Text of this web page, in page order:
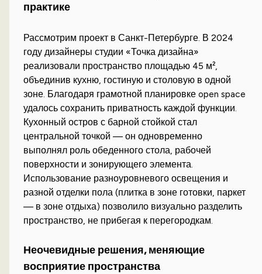
практике
Рассмотрим проект в Санкт-Петербурге. В 2024
году дизайнеры студии «Точка дизайна»
реализовали пространство площадью 45 м²,
объединив кухню, гостиную и столовую в одной
зоне. Благодаря грамотной планировке open space
удалось сохранить приватность каждой функции.
Кухонный остров с барной стойкой стал
центральной точкой — он одновременно
выполнял роль обеденного стола, рабочей
поверхности и зонирующего элемента.
Использование разноуровневого освещения и
разной отделки пола (плитка в зоне готовки, паркет
— в зоне отдыха) позволило визуально разделить
пространство, не прибегая к перегородкам.
Неочевидные решения, меняющие
восприятие пространства